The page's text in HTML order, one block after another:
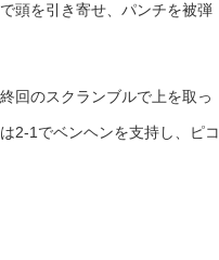
頭を引き寄せ、パンチを被弾
回のスクランブルで上を取っ
2-1でベンヘンを支持し、ピコ